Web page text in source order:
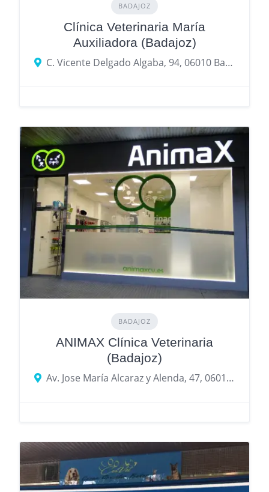
BADAJOZ
Clínica Veterinaria María
Auxiliadora (Badajoz)
C. Vicente Delgado Algaba, 94, 06010 Badajoz
BADAJOZ
ANIMAX Clínica Veterinaria
(Badajoz)
Av. Jose María Alcaraz y Alenda, 47, 06011 Badajoz